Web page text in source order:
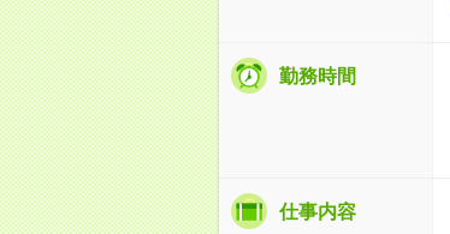
勤務時間
仕事内容